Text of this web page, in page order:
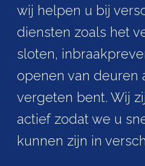
wij helpen u bij
diensten zoals het
sloten,
openen van deuren
vergeten bent. Wij
actief zodat we u
kunnen zijn in